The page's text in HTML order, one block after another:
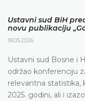
Ustavni sud BiH
novu publikaciju
18.05.2026.
Ustavni sud Bosne i
održao konferenciju
relevantna statistika,
2025. godini, ali i